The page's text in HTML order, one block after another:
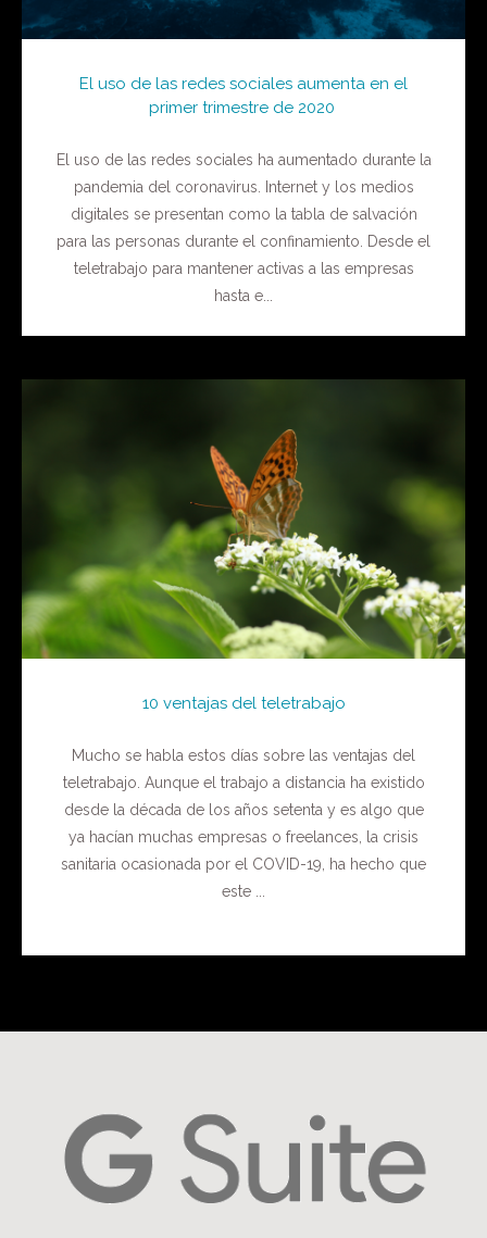
El uso de las redes sociales aumenta en el
primer trimestre de 2020
El uso de las redes sociales ha aumentado durante la
pandemia del coronavirus. Internet y los medios
digitales se presentan como la tabla de salvación
para las personas durante el confinamiento. Desde el
teletrabajo para mantener activas a las empresas
hasta e...
10 ventajas del teletrabajo
Mucho se habla estos días sobre las ventajas del
teletrabajo. Aunque el trabajo a distancia ha existido
desde la década de los años setenta y es algo que
ya hacían muchas empresas o freelances, la crisis
sanitaria ocasionada por el COVID-19, ha hecho que
este ...